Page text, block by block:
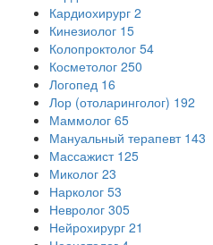
Кардиохирург 2
Кинезиолог 15
Колопроктолог 54
Косметолог 250
Логопед 16
Лор (отоларинголог) 192
Маммолог 65
Мануальный терапевт 143
Массажист 125
Миколог 23
Нарколог 53
Невролог 305
Нейрохирург 21